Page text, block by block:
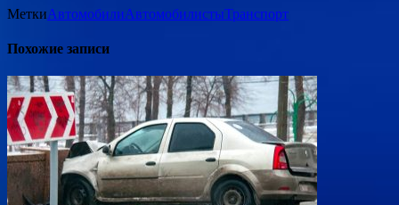
МеткиАвтомобилиАвтомобилистыТранспорт
Похожие записи